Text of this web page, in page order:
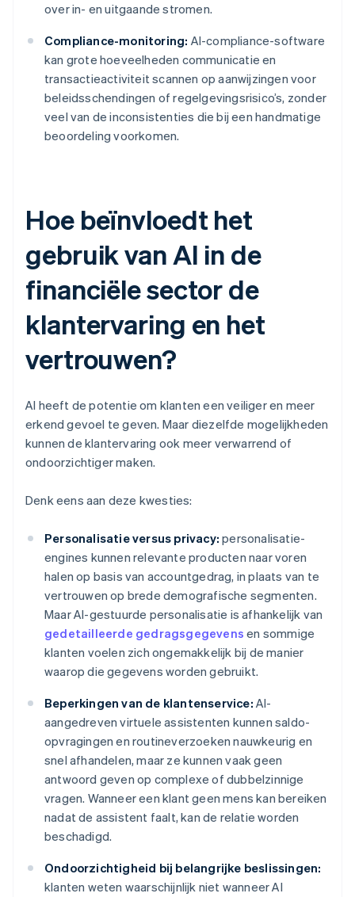
over in- en uitgaande stromen.
Compliance-monitoring: AI-compliance-software
kan grote hoeveelheden communicatie en
transactieactiviteit scannen op aanwijzingen voor
beleidsschendingen of regelgevingsrisico’s, zonder
veel van de inconsistenties die bij een handmatige
beoordeling voorkomen.
Hoe beïnvloedt het
gebruik van AI in de
financiële sector de
klantervaring en het
vertrouwen?
AI heeft de potentie om klanten een veiliger en meer
erkend gevoel te geven. Maar diezelfde mogelijkheden
kunnen de klantervaring ook meer verwarrend of
ondoorzichtiger maken.
Denk eens aan deze kwesties:
Personalisatie versus privacy: personalisatie-
engines kunnen relevante producten naar voren
halen op basis van accountgedrag, in plaats van te
vertrouwen op brede demografische segmenten.
Maar AI-gestuurde personalisatie is afhankelijk van
gedetailleerde gedragsgegevens en sommige
klanten voelen zich ongemakkelijk bij de manier
waarop die gegevens worden gebruikt.
Beperkingen van de klantenservice: AI-
aangedreven virtuele assistenten kunnen saldo-
opvragingen en routineverzoeken nauwkeurig en
snel afhandelen, maar ze kunnen vaak geen
antwoord geven op complexe of dubbelzinnige
vragen. Wanneer een klant geen mens kan bereiken
nadat de assistent faalt, kan de relatie worden
beschadigd.
Ondoorzichtigheid bij belangrijke beslissingen:
klanten weten waarschijnlijk niet wanneer AI